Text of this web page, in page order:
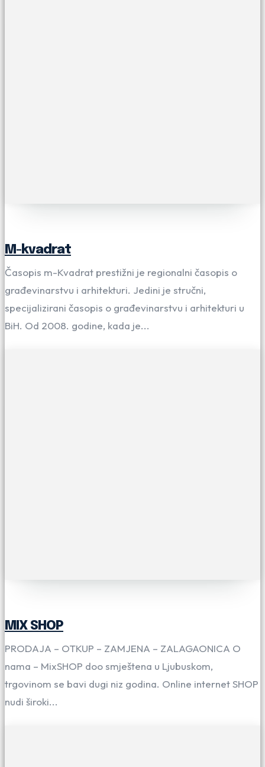
M-kvadrat
Časopis m-Kvadrat prestižni je regionalni časopis o
građevinarstvu i arhitekturi. Jedini je stručni,
specijalizirani časopis o građevinarstvu i arhitekturi u
BiH. Od 2008. godine, kada je...
MIX SHOP
PRODAJA – OTKUP – ZAMJENA – ZALAGAONICA O
nama – MixSHOP doo smještena u Ljubuskom,
trgovinom se bavi dugi niz godina. Online internet SHOP
nudi široki...